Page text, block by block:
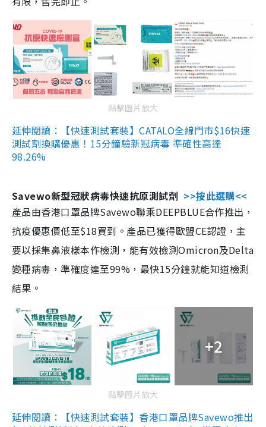
點擊圖片放大
延伸閱讀：【快速測試套裝】CATALO全線門市$16快速
測試劑換購優惠！15分鐘驗新冠病毒 準確性高達
98.26%
Savewo新型冠狀病毒快速抗原測試劑 >>按此選購<<
產品由香港口罩品牌Savewo聯乘DEEPBLUE合作推出，
抗疫優惠價低至$18買到。產品已獲得歐盟CE認證，主
要以採集鼻液樣本作檢測，能有效檢測Omicron及Delta
變種病毒，準確度達至99%，最快15分鐘就能知道檢測
結果。
+2
點擊圖片放大
延伸閱讀：【快速測試套裝】香港口罩品牌Savewo推出